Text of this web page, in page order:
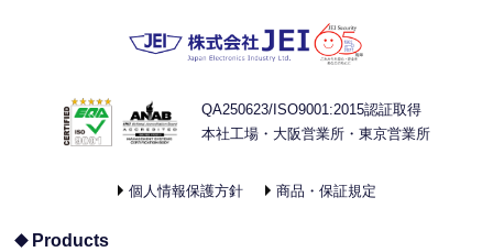
QA250623/ISO9001:2015認証取得
本社工場・大阪営業所・東京営業所
個人情報保護方針 商品・保証規定
Products